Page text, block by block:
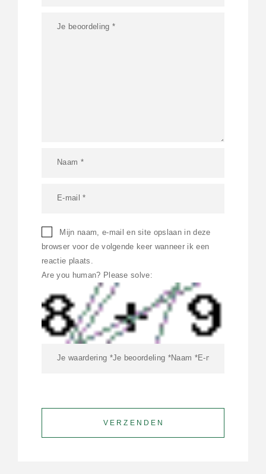
Mijn naam, e-mail en site opslaan in deze
browser voor de volgende keer wanneer ik een
reactie plaats.
Are you human? Please solve: